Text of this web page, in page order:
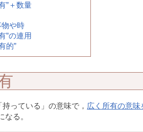
”＋数量
物や時
”の連用
的”
持っている」の意味で， 広く所有の意味
なる。